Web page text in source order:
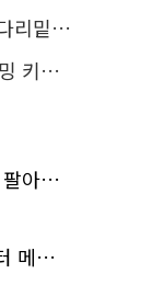
료 상영
력장
"편의점인데 아무것도 안 팔아요" 서울에서 가장 특별한 편의점의 정체
주황색 리본 따라 한강부터 메타세쿼이아 숲길까지…서울둘레길 15코스